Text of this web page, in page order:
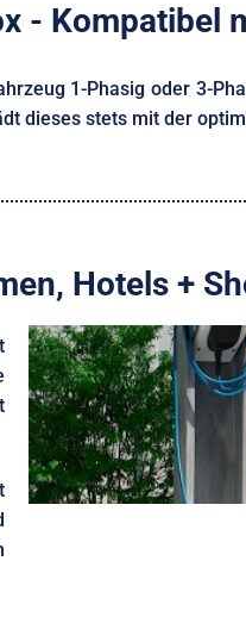
- Kompatibel
1-Phasig oder 3-
dieses stets mit der
Hotels +